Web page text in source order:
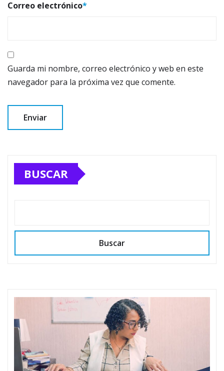
Correo electrónico*
Guarda mi nombre, correo electrónico y web en este
navegador para la próxima vez que comente.
BUSCAR
Buscar